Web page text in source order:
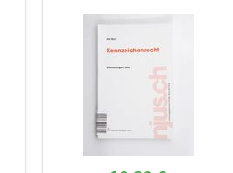
ISBN 9783161491504
mit KI erstellt, basierend
ISBN